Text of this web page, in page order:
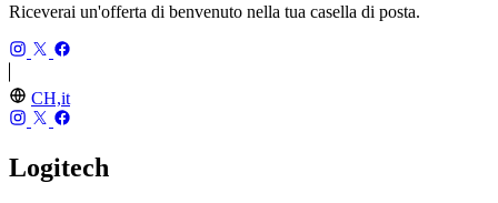
Riceverai un'offerta di benvenuto nella tua casella di posta.
CH,it
Logitech